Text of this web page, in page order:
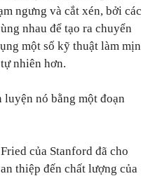
ngưng và cắt xén, bởi các
nhau để tạo ra chuyển
một số kỹ thuật làm mịn
nhiên hơn.
nó bằng một đoạn
của Stanford đã cho
thiệp đến chất lượng của